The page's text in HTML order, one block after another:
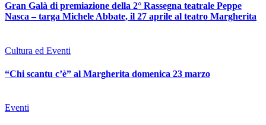
Gran Galà di premiazione della 2° Rassegna teatrale Peppe
Nasca – targa Michele Abbate, il 27 aprile al teatro Margherita
Cultura ed Eventi
“Chi scantu c’è” al Margherita domenica 23 marzo
Eventi